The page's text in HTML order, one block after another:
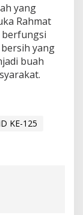
yang
Rahmat
berfungsi
yang
buah
KE-125